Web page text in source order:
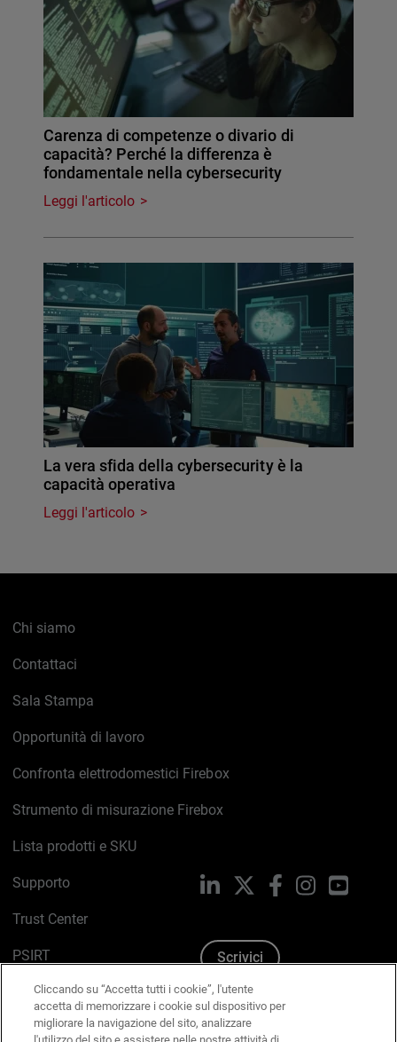
Carenza di competenze o divario di
capacità? Perché la differenza è
fondamentale nella cybersecurity
Leggi l'articolo
La vera sfida della cybersecurity è la
capacità operativa
Leggi l'articolo
Chi siamo
Contattaci
Sala Stampa
Opportunità di lavoro
Confronta elettrodomestici Firebox
Strumento di misurazione Firebox
Lista prodotti e SKU
Supporto
Trust Center
PSIRT
Politica sui cookie
Informativa sulla privacy
LinkedIn FacebookInstagram
Scrivici
Cliccando su “Accetta tutti i cookie”, l'utente
accetta di memorizzare i cookie sul dispositivo per
migliorare la navigazione del sito, analizzare